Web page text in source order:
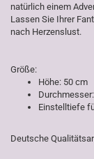
natürlich einem
Lassen Sie Ihrer
nach Herzenslust.
Größe:
Höhe: 50 cm
Einstelltiefe
Deutsche